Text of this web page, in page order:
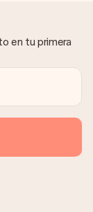
equipo de
o chat y
a tu regalo se
se enviará
que la
nada
quién se lo
en tu primera